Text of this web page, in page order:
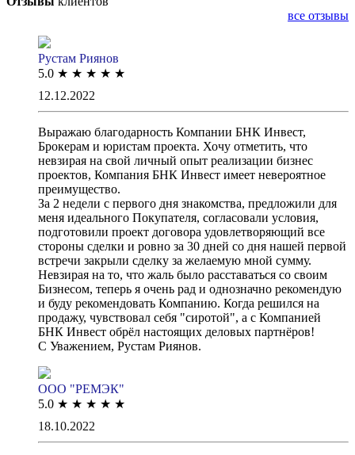
все отзывы
Рустам Риянов
5.0 ★ ★ ★ ★ ★
12.12.2022
Выражаю благодарность Компании БНК Инвест,
Брокерам и юристам проекта. Хочу отметить, что
невзирая на свой личный опыт реализации бизнес
проектов, Компания БНК Инвест имеет невероятное
преимущество.
За 2 недели с первого дня знакомства, предложили для
меня идеального Покупателя, согласовали условия,
подготовили проект договора удовлетворяющий все
стороны сделки и ровно за 30 дней со дня нашей первой
встречи закрыли сделку за желаемую мной сумму.
Невзирая на то, что жаль было расставаться со своим
Бизнесом, теперь я очень рад и однозначно рекомендую
и буду рекомендовать Компанию. Когда решился на
продажу, чувствовал себя "сиротой", а с Компанией
БНК Инвест обрёл настоящих деловых партнёров!
С Уважением, Рустам Риянов.
ООО "РЕМЭК"
5.0 ★ ★ ★ ★ ★
18.10.2022